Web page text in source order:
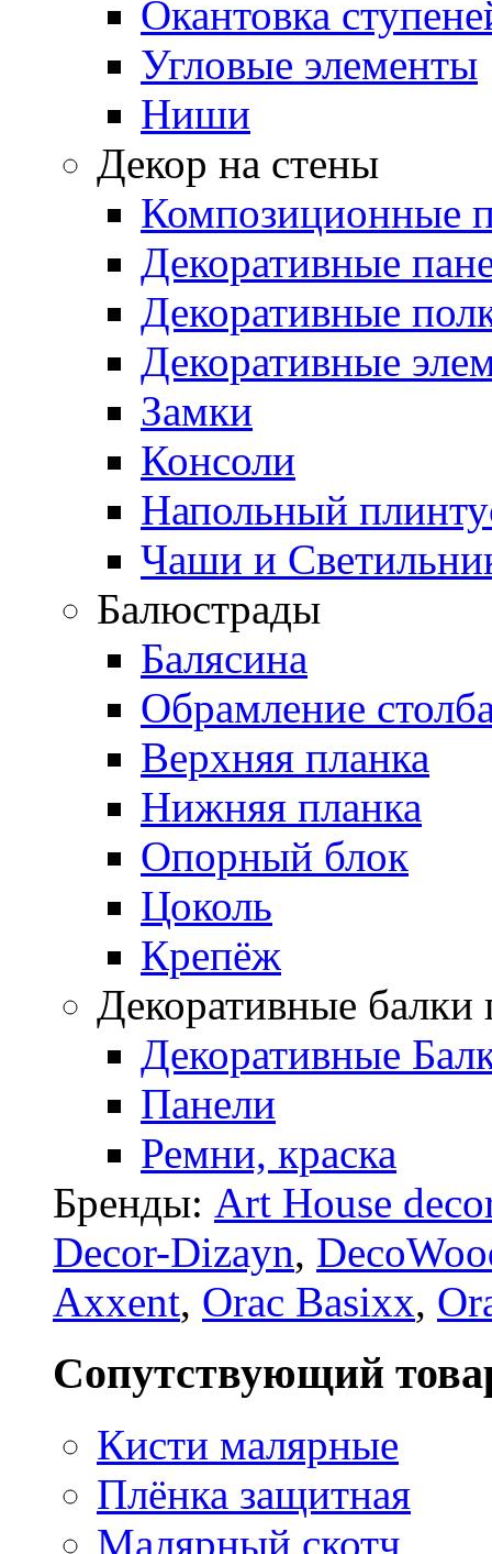
Окантовка
Угловые элементы
Ниши
Декор на стены
Композиционные
Декоративные
Декоративные
Декоративные
Замки
Консоли
Напольный
Чаши и
Балюстрады
Балясина
Обрамление
Верхняя планка
Нижняя планка
Опорный блок
Цоколь
Крепёж
Декоративные балки
Декоративные
Панели
Ремни, краска
Бренды: Art House
Decor-Dizayn,
Axxent, Orac Basixx,
Сопутствующий
Кисти малярные
Плёнка защитная
Малярный скотч